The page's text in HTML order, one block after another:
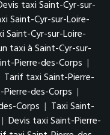
taxi Saint-Cyr-sur-
Saint-Cyr-sur-Loire-
Saint-Cyr-sur-Loire-
taxi à Saint-Cyr-sur-
Pierre-des-Corps |
Tarif taxi Saint-Pierre-
des-Corps |
Corps | Taxi Saint-
| Devis taxi Saint-Pierre-